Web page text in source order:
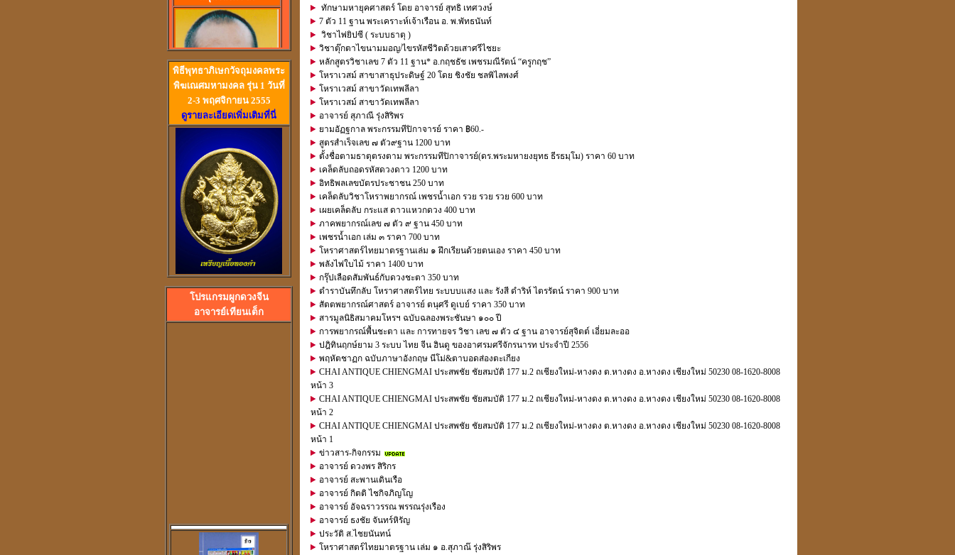
วัดสวนหงส์ สุพรรณบุรี
ลวงพ่อปลื้ม วัดสวนหงส
พระอาจารย์ปุ้ม วัดศาลาแดง
พิธีพุทธาภิเษกวัจถุมงคลพระ
พิฆเณศมหามงคล รุ่น 1 วันที่
2-3 พฤศจิกายน 2555
ดูรายละเอียดเพิ่มเติมที่นี่
โปรแกรมผูกดวงจีน
อาจารย์เทียนเต็ก
ทักษามหายุคศาสตร์ โดย อาจารย์ สุทธิ เทศวงษ์
7 ตัว 11 ฐาน พระเคราะห์เจ้าเรือน อ. พ.พัทธนันท์
วิชาไพ่ยิปซี ( ระบบธาตุ )
วิชาตุ๊กตาไขนามมอญ/ไขรหัสชีวิตด้วยเสาศรีไชยะ
หลักสูตรวิชาเลข 7 ตัว 11 ฐาน* อ.กฤชธัช เพชรมณีรัตน์ “ครูกฤช”
โหราเวสม์ สาขาสาธุประดิษฐ์ 20 โดย ชิงชัย ชลพิไลพงศ์
โหราเวสม์ สาขาวัดเทพลีลา
โหราเวสม์ สาขาวัดเทพลีลา
อาจารย์ สุภาณี รุ่งสิริพร
ยามอัฏฐกาล พระกรรมทีปิกาจารย์ ราคา ฿60.-
สูตรสำเร็จเลข ๗ ตัว๙ฐาน 1200 บาท
ตั้งชื่อตามธาตุตรงตาม พระกรรมทีปิกาจารย์(ดร.พระมหายงยุทธ ธีรธมฺโม) ราคา 60 บาท
เคล็ดลับถอดรหัสดวงดาว 1200 บาท
อิทธิพลเลขบัตรประชาชน 250 บาท
เคล็ดลับวิชาโหราพยากรณ์ เพชรน้ำเอก รวย รวย รวย 600 บาท
เผยเคล็ดลับ กระแส ดาวแหวกดวง 400 บาท
ภาคพยากรณ์เลข ๗ ตัว ๙ ฐาน 450 บาท
เพชรน้ำเอก เล่ม ๓ ราคา 700 บาท
โหราศาสตร์ไทยมาตรฐานเล่ม ๑ ฝึกเรียนด้วยตนเอง ราคา 450 บาท
พลังไพ่ใบไม้ ราคา 1400 บาท
กรุ๊ปเลือดสัมพันธ์กับดวงชะตา 350 บาท
ตำราบันทึกลับ โหราศาสตร์ไทย ระบบบแสง และ รังสี ดำริห์ ไตรรัตน์ ราคา 900 บาท
สัตตพยากรณ์ศาสตร์ อาจารย์ ตนุศรี ดูเบย์ ราคา 350 บาท
สารมูลนิธิสมาคมโหรฯ ฉบับฉลองพระชันษา ๑๐๐ ปี
การพยากรณ์พื้นชะตา และ การทายจร วิชา เลข ๗ ตัว ๔ ฐาน อาจารย์สุจิตต์ เอี่ยมละออ
ปฎิทินฤกษ์ยาม 3 ระบบ ไทย จีน ฮินดู ของอาศรมศรีจักรนารท ประจำปี 2556
พฤหัตชาฏก ฉบับภาษาอังกฤษ นีโม่&ตาบอดส่องตะเกียง
CHAI ANTIQUE CHIENGMAI ประสพชัย ชัยสมบัติ 177 ม.2 ถเชียงใหม่-หางดง ต.หางดง อ.หางดง เชียงใหม่ 50230 08-1620-8008
หน้า 3
CHAI ANTIQUE CHIENGMAI ประสพชัย ชัยสมบัติ 177 ม.2 ถเชียงใหม่-หางดง ต.หางดง อ.หางดง เชียงใหม่ 50230 08-1620-8008
หน้า 2
CHAI ANTIQUE CHIENGMAI ประสพชัย ชัยสมบัติ 177 ม.2 ถเชียงใหม่-หางดง ต.หางดง อ.หางดง เชียงใหม่ 50230 08-1620-8008
หน้า 1
ข่าวสาร-กิจกรรม
อาจารย์ ดวงพร สิริกร
อาจารย์ สะพานเดินเรือ
อาจารย์ กิตติ ไชกิจภิญโญ
อาจารย์ อัจฉราวรรณ พรรณรุ่งเรือง
อาจารย์ ธงชัย จันทร์หิรัญ
ประวัติ ส.ไชยนันทน์
โหราศาสตร์ไทยมาตรฐาน เล่ม ๑ อ.สุภาณ๊ รุ่งสิริพร